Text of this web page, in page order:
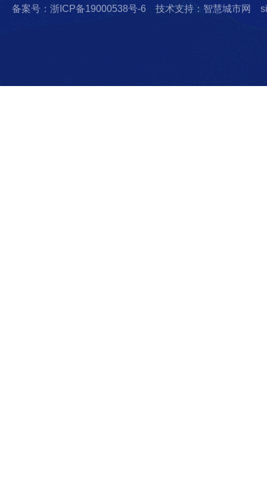
备案号：浙ICP备19000538号-6 技术支持：智慧城市网